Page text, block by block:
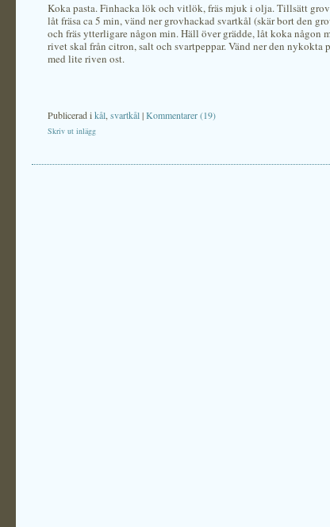
Koka pasta. Finhacka lök och vitlök, fräs mjuk i olja. Tillsätt
låt fräsa ca 5 min, vänd ner grovhackad svartkål (skär bort den
och fräs ytterligare någon min. Häll över grädde, låt koka någon
rivet skal från citron, salt och svartpeppar. Vänd ner den nykokta
med lite riven ost.
Publicerad ikål svartkål|Kommentarer (19)
Skriv ut inlägg